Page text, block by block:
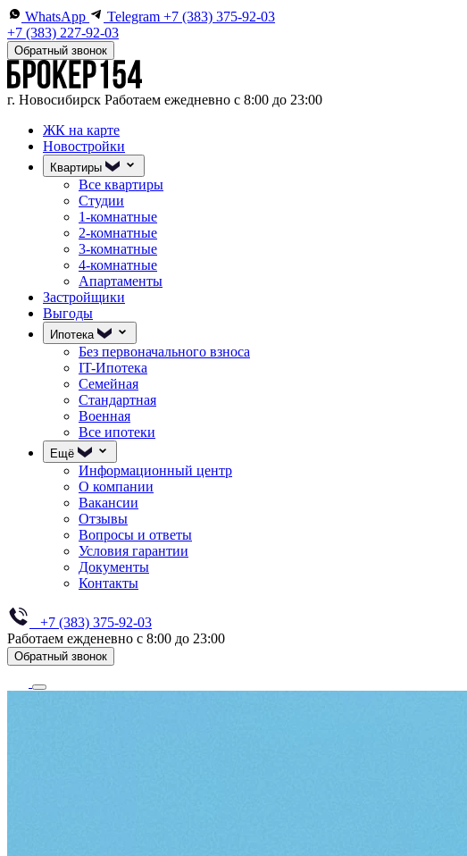
WhatsApp Telegram +7 (383) 375-92-03
+7 (383) 227-92-03
Обратный звонок
г. Новосибирск Работаем ежедневно с 8:00 до 23:00
ЖК на карте
Новостройки
Квартиры
Все квартиры
Студии
1-комнатные
2-комнатные
3-комнатные
4-комнатные
Апартаменты
Застройщики
Выгоды
Ипотека
Без первоначального взноса
IT-Ипотека
Семейная
Стандартная
Военная
Все ипотеки
Ещё
Информационный центр
О компании
Вакансии
Отзывы
Вопросы и ответы
Условия гарантии
Документы
Контакты
+7 (383) 375-92-03
Работаем ежденевно с 8:00 до 23:00
Обратный звонок